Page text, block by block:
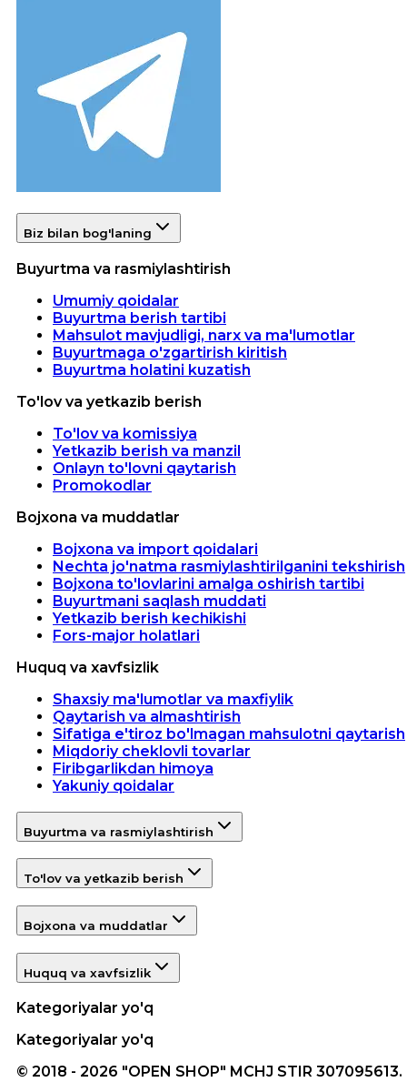
Biz bilan bog'laning
Buyurtma va rasmiylashtirish
Umumiy qoidalar
Buyurtma berish tartibi
Mahsulot mavjudligi, narx va ma'lumotlar
Buyurtmaga o'zgartirish kiritish
Buyurtma holatini kuzatish
To'lov va yetkazib berish
To'lov va komissiya
Yetkazib berish va manzil
Onlayn to'lovni qaytarish
Promokodlar
Bojxona va muddatlar
Bojxona va import qoidalari
Nechta jo'natma rasmiylashtirilganini tekshirish
Bojxona to'lovlarini amalga oshirish tartibi
Buyurtmani saqlash muddati
Yetkazib berish kechikishi
Fors-major holatlari
Huquq va xavfsizlik
Shaxsiy ma'lumotlar va maxfiylik
Qaytarish va almashtirish
Sifatiga e'tiroz bo'lmagan mahsulotni qaytarish
Miqdoriy cheklovli tovarlar
Firibgarlikdan himoya
Yakuniy qoidalar
Buyurtma va rasmiylashtirish
To'lov va yetkazib berish
Bojxona va muddatlar
Huquq va xavfsizlik
Kategoriyalar yo'q
Kategoriyalar yo'q
© 2018 - 2026 "OPEN SHOP" MCHJ STIR 307095613.